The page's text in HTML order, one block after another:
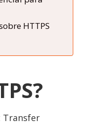
HTTPS
Transfer